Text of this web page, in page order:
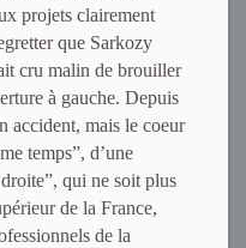
projets clairement
que Sarkozy
cru malin de brouiller
à gauche. Depuis
accident, mais le coeur
temps”, d’une
qui ne soit plus
de la France,
de la